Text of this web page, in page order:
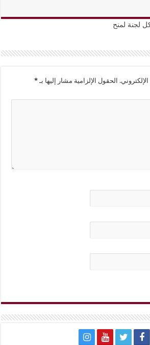
لجنة لمنح
الحقول الإلزامية مشار إليها بـ*